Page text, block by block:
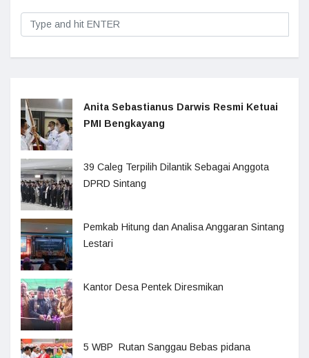
Anita Sebastianus Darwis Resmi Ketuai
PMI Bengkayang
39 Caleg Terpilih Dilantik Sebagai Anggota
DPRD Sintang
Pemkab Hitung dan Analisa Anggaran Sintang
Lestari
Kantor Desa Pentek Diresmikan
5 WBP Rutan Sanggau Bebas pidana